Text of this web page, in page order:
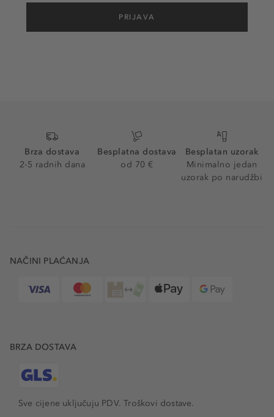
PRIJAVA
Brza dostava
2-5 radnih dana
Besplatna dostava
od 70 €
Besplatan uzorak
Minimalno jedan
uzorak po narudžbi
NAČINI PLAĆANJA
BRZA DOSTAVA
Sve cijene uključuju PDV.Troškovi dostave.